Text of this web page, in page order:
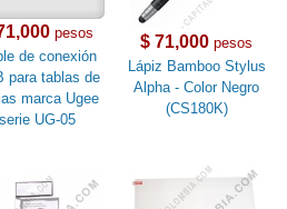
pesos
de conexión
para tablas de
marca Ugee
serie UG-05
$ 71,000 pesos
Lápiz Bamboo Stylus
Alpha - Color Negro
(CS180K)